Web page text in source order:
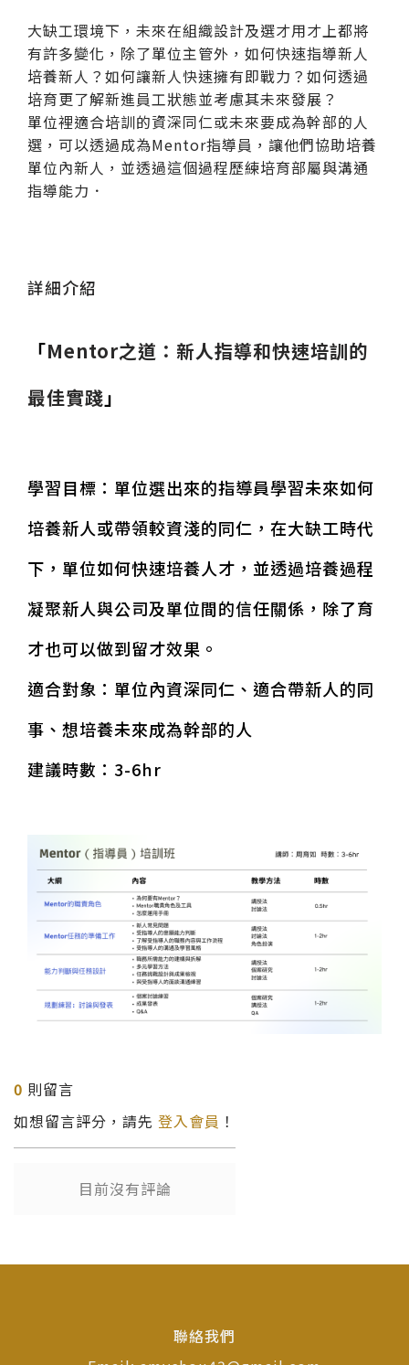
大缺工環境下，未來在組織設計及選才用才上都將
有許多變化，除了單位主管外，如何快速指導新人
培養新人？如何讓新人快速擁有即戰力？如何透過
培育更了解新進員工狀態並考慮其未來發展？
單位裡適合培訓的資深同仁或未來要成為幹部的人
選，可以透過成為Mentor指導員，讓他們協助培養
單位內新人，並透過這個過程歷練培育部屬與溝通
指導能力．
詳細介紹
「Mentor之道：新人指導和快速培訓的
最佳實踐」
學習目標：單位選出來的指導員學習未來如何
培養新人或帶領較資淺的同仁，在大缺工時代
下，單位如何快速培養人才，並透過培養過程
凝聚新人與公司及單位間的信任關係，除了育
才也可以做到留才效果。
適合對象：單位內資深同仁、適合帶新人的同
事、想培養未來成為幹部的人
建議時數：3-6hr
0 則留言
如想留言評分，請先 登入會員 ！
目前沒有評論
聯絡我們